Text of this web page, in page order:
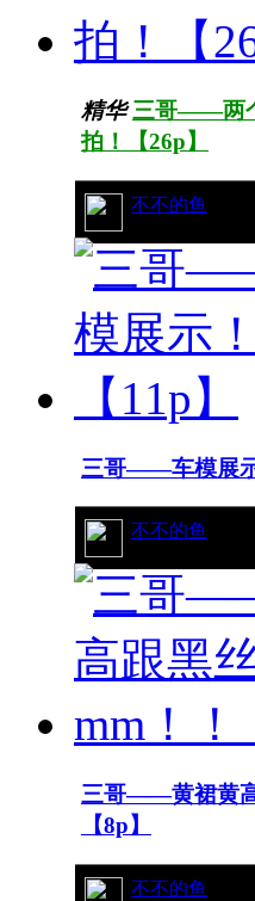
精华 三哥——两
拍！【26p】
不不的鱼
三哥——车模展示
不不的鱼
三哥——黄裙黄
【8p】
不不的鱼